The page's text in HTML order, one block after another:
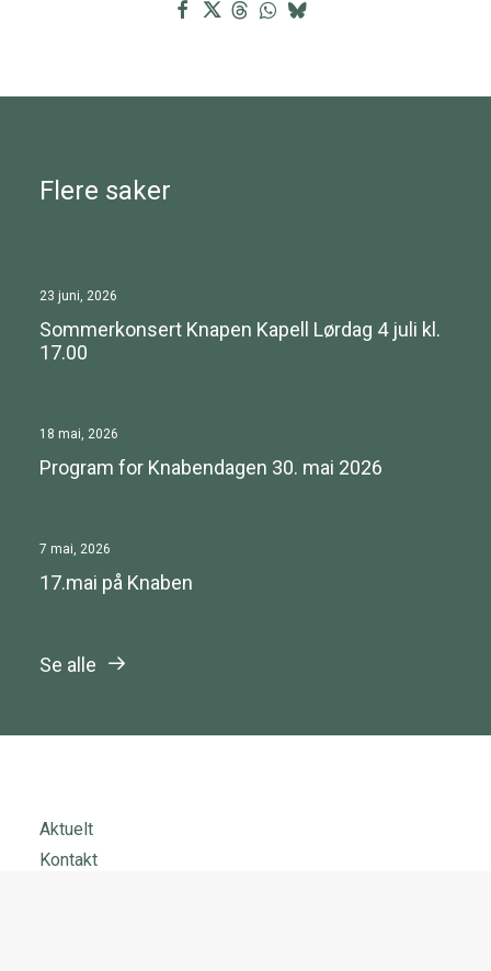
Flere saker
23 juni, 2026
Sommerkonsert Knapen Kapell Lørdag 4 juli kl.
17.00
18 mai, 2026
Program for Knabendagen 30. mai 2026
7 mai, 2026
17.mai på Knaben
Se alle
Aktuelt
Kontakt